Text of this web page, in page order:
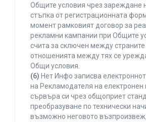
Общите условия чрез зареждане
стъпка от регистрационната
момент рамковият договор за
рекламни кампании при Общите
счита за сключен между страните
отношенията между тях се
Общи условия.
(6) Нет Инфо записва
на Рекламодателя на електронен
сървъра си чрез общоприет
преобразуване по технически
възможно неговото